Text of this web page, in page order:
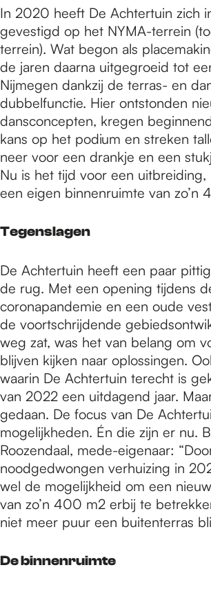
e
In 2020 heeft De Achtertuin zich
gevestigd op het NYMA-terrein
terrein). Wat begon als
de jaren daarna uitgegroeid tot
Nijmegen dankzij de terras- en
dubbelfunctie. Hier ontstonden
dansconcepten, kregen
kans op het podium en streken
neer voor een drankje en een
Nu is het tijd voor een
een eigen binnenruimte van zo’n
Tegenslagen
De Achtertuin heeft een paar
de rug. Met een opening tijdens
coronapandemie en een oude
de voortschrijdende
weg zat, was het van belang om
blijven kijken naar oplossingen.
waarin De Achtertuin terecht is
van 2022 een uitdagend jaar.
gedaan. De focus van De
mogelijkheden. Én die zijn er nu.
Roozendaal, mede-eigenaar:
noodgedwongen verhuizing in
wel de mogelijkheid om een
van zo’n 400 m2 erbij te
niet meer puur een buitenterras
De binnenruimte